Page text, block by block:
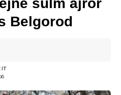
sulm ajror
Belgorod